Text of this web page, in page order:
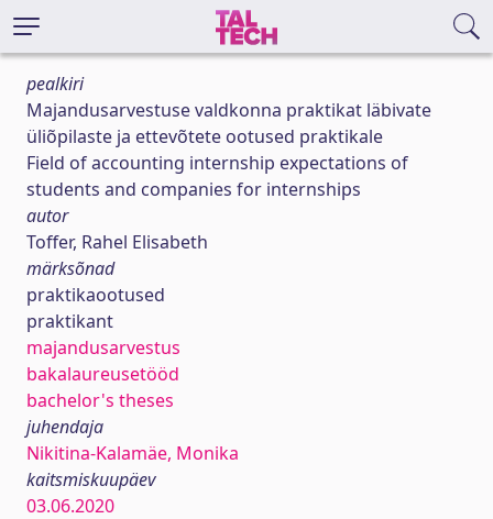
pealkiri
Majandusarvestuse valdkonna praktikat läbivate
üliõpilaste ja ettevõtete ootused praktikale
Field of accounting internship expectations of
students and companies for internships
autor
Toffer, Rahel Elisabeth
märksõnad
praktikaootused
praktikant
majandusarvestus
bakalaureusetööd
bachelor's theses
juhendaja
Nikitina-Kalamäe, Monika
kaitsmiskuupäev
03.06.2020